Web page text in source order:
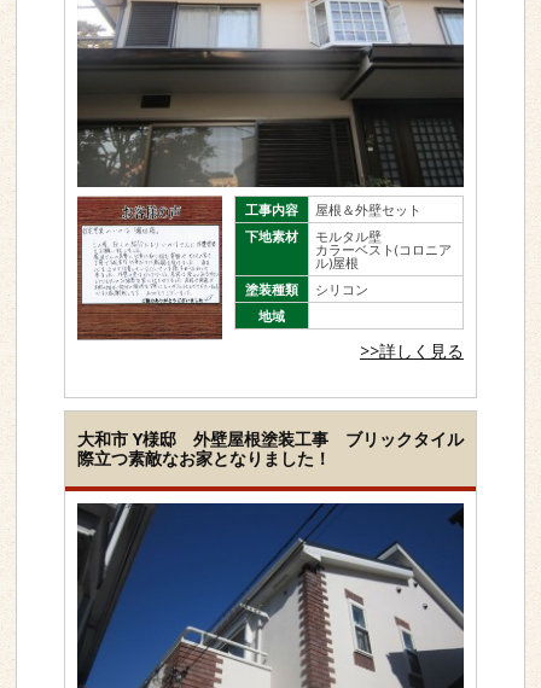
工事内容
屋根＆外壁セット
下地素材
モルタル壁
カラーベスト(コロニア
ル)屋根
塗装種類
シリコン
地域
>>詳しく見る
大和市 Y様邸 外壁屋根塗装工事 ブリックタイル
際立つ素敵なお家となりました！